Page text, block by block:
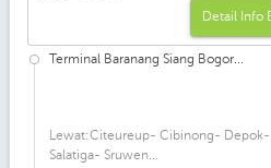
Detail Info
Terminal Baranang Siang Bogor...
Lewat:Citeureup- Cibinong- Depok-
Salatiga- Sruwen...